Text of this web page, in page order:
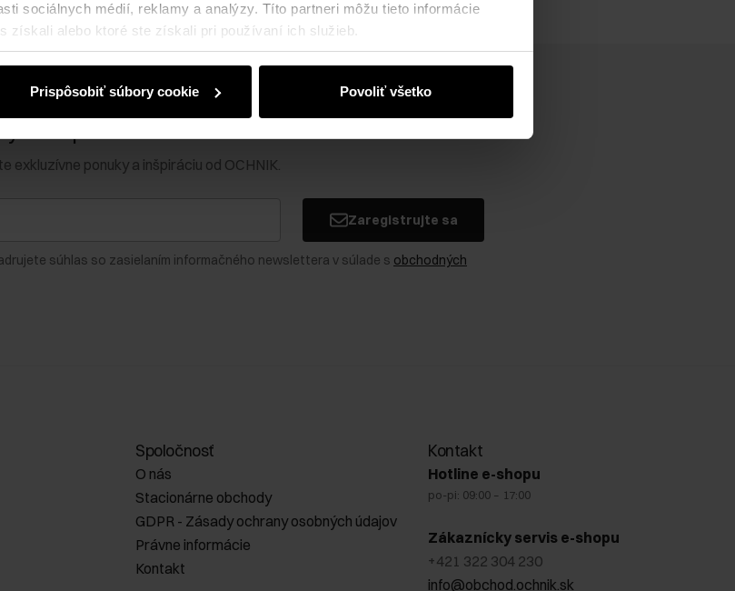
sociálnych médií, reklamy a analýzy. Títo partneri môžu tieto informácie
získali alebo ktoré ste získali pri používaní ich služieb.
Prispôsobiť súbory cookie Povoliť všetko
exkluzívne ponuky a inšpiráciu od OCHNIK.
Zaregistrujte sa
súhlas so zasielaním informačného newslettera v súlade s obchodných
Spoločnosť
O nás
Stacionárne obchody
GDPR - Zásady ochrany osobných údajov
Právne informácie
Kontakt
Kontakt
Hotline e-shopu
po-pi: 09:00 – 17:00
Zákaznícky servis e-shopu
+421 322 304 230
info@obchod.ochnik.sk